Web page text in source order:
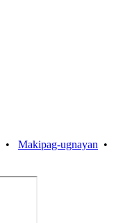
• Makipag-ugnayan •